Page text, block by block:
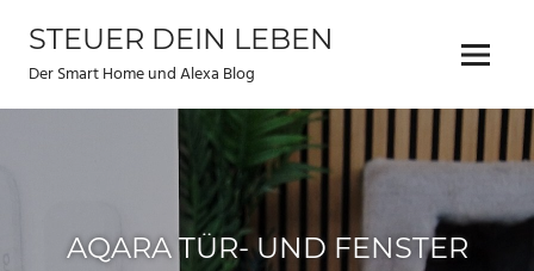
Inhalt
springen
STEUER DEIN LEBEN
Der Smart Home und Alexa Blog Menu
AQARA TÜR- UND FENSTER